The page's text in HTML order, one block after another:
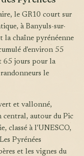
à Banyuls-sur-
la chaîne pyrénéenne
d'environ 55
65 jours pour la
le
central, autour du Pic
classé à l'UNESCO,
Pyrénées
et les vignes du